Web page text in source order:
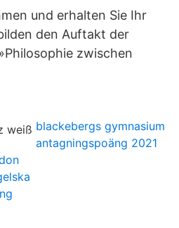
und erhalten Sie Ihr
den Auftakt der
zwischen
blackebergs gymnasium
antagningspoäng 2021